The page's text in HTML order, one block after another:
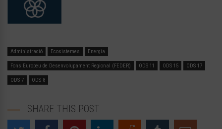
Administració Ecosistemes Energia
Fons Europeu de Desenvolupament Regional (FEDER) ODS 11 ODS 15 ODS 17
ODS 7 ODS 8
SHARE THIS POST